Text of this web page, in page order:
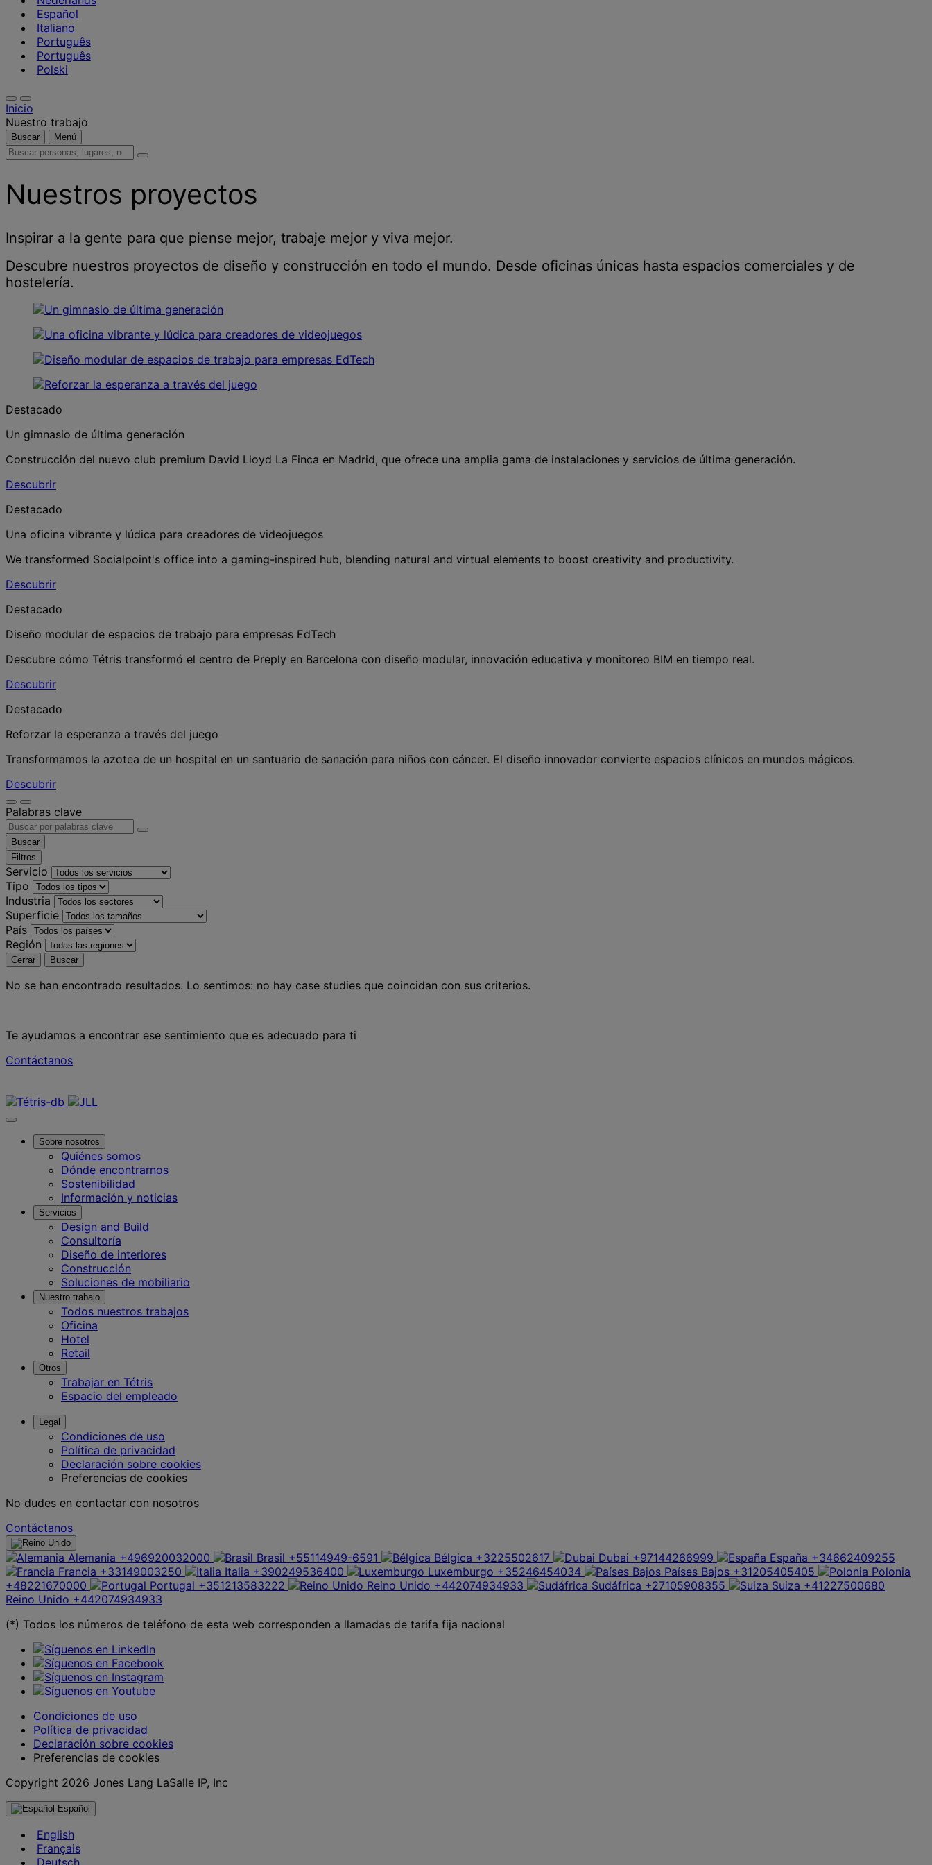
Español
Italiano
Português
Português
Polski
Inicio
Nuestro trabajo
Buscar Menú
Buscar
noticias
yNuestros proyectos
Inspirar a la gente para que piense mejor, trabaje mejor y viva mejor.
Descubre nuestros proyectos de diseño y construcción en todo el mundo. Desde oficinas únicas hasta espacios comerciales y de
hostelería.
Destacado
Un gimnasio de última generación
Construcción del nuevo club premium David Lloyd La Finca en Madrid, que ofrece una amplia gama de instalaciones y servicios de última generación.
Descubrir
Destacado
Una oficina vibrante y lúdica para creadores de videojuegos
We transformed Socialpoint's office into a gaming-inspired hub, blending natural and virtual elements to boost creativity and productivity.
Descubrir
Destacado
Diseño modular de espacios de trabajo para empresas EdTech
Descubre cómo Tétris transformó el centro de Preply en Barcelona con diseño modular, innovación educativa y monitoreo BIM en tiempo real.
Descubrir
Destacado
Reforzar la esperanza a través del juego
Transformamos la azotea de un hospital en un santuario de sanación para niños con cáncer. El diseño innovador convierte espacios clínicos en mundos mágicos.
Descubrir
Palabras clave
Buscar
Filtros
Servicio
Tipo
Industria
Superficie
País
Región
Cerrar Buscar
No se han encontrado resultados. Lo sentimos: no hay case studies que coincidan con sus criterios.
Te ayudamos a encontrar ese sentimiento que es adecuado para ti
Contáctanos
Sobre nosotros
Quiénes somos
Dónde encontrarnos
Sostenibilidad
Información y noticias
Servicios
Design and Build
Consultoría
Diseño de interiores
Construcción
Soluciones de mobiliario
Nuestro trabajo
Todos nuestros trabajos
Oficina
Hotel
Retail
Otros
Trabajar en Tétris
Espacio del empleado
Legal
Condiciones de uso
Política de privacidad
Declaración sobre cookies
Preferencias de cookies
No dudes en contactar con nosotros
Contáctanos
Alemania +496920032000 Brasil +55114949-6591 Bélgica +3225502617 Dubai +97144266999 España +34662409255
Francia +33149003250 Italia +390249536400 Luxemburgo +35246454034 Países Bajos +31205405405
Polonia
+48221670000
Portugal +351213583222 Reino Unido +442074934933 Sudáfrica +27105908355 Suiza +41227500680
Reino Unido +442074934933
(*) Todos los números de teléfono de esta web corresponden a llamadas de tarifa fija nacional
Condiciones de uso
Política de privacidad
Declaración sobre cookies
Preferencias de cookies
Copyright 2026 Jones Lang LaSalle IP, Inc
Español
English
Français
Deutsch